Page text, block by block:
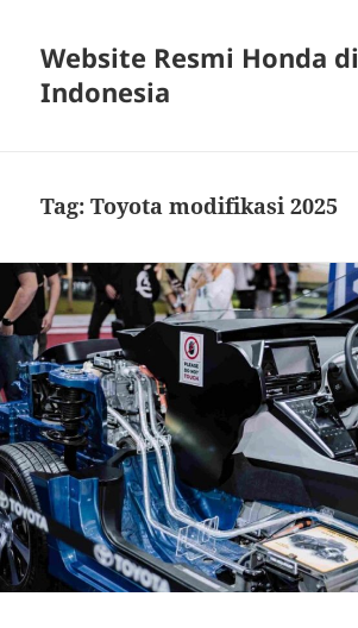
Website Resmi Honda di
Indonesia
Tag:Toyota modifikasi 2025